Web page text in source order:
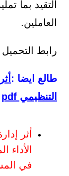
التقيد بما
العاملين.
رابط
طالع ايضا :
التنظيمي pdf
أثر
في